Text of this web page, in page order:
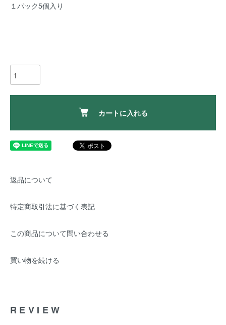
１パック5個入り
カートに入れる
返品について
特定商取引法に基づく表記
この商品について問い合わせる
買い物を続ける
REVIEW